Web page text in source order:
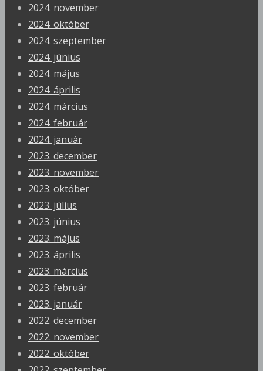
2024. november
2024. október
2024. szeptember
2024. június
2024. május
2024. április
2024. március
2024. február
2024. január
2023. december
2023. november
2023. október
2023. július
2023. június
2023. május
2023. április
2023. március
2023. február
2023. január
2022. december
2022. november
2022. október